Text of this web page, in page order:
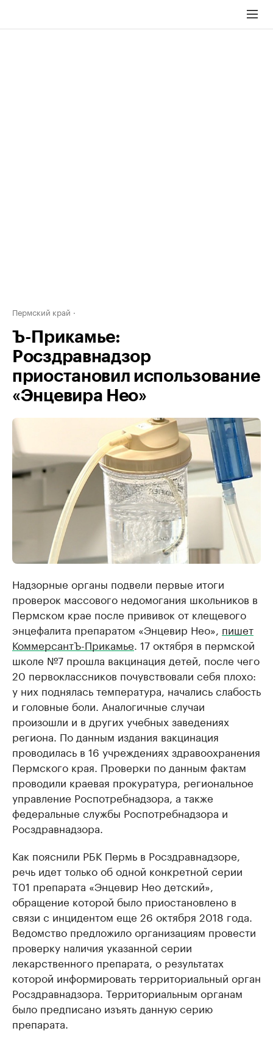
Пермский край
Ъ-Прикамье:
Росздравнадзор
приостановил использование
«Энцевира Нео»
Надзорные органы подвели первые итоги
проверок массового недомогания школьников в
Пермском крае после прививок от клещевого
энцефалита препаратом «Энцевир Нео», пишет
КоммерсантЪ-Прикамье. 17 октября в пермской
школе №7 прошла вакцинация детей, после чего
20 первоклассников почувствовали себя плохо:
у них поднялась температура, начались слабость
и головные боли. Аналогичные случаи
произошли и в других учебных заведениях
региона. По данным издания вакцинация
проводилась в 16 учреждениях здравоохранения
Пермского края. Проверки по данным фактам
проводили краевая прокуратура, региональное
управление Роспотребнадзора, а также
федеральные службы Роспотребнадзора и
Росздравнадзора.
Как пояснили РБК Пермь в Росздравнадзоре,
речь идет только об одной конкретной серии
Т01 препарата «Энцевир Нео детский»,
обращение которой было приостановлено в
связи с инцидентом еще 26 октября 2018 года. ​
Ведомство предложило организациям провести
проверку наличия указанной серии
лекарственного препарата, о результатах
которой информировать территориальный орган
Росздравнадзора. Территориальным органам
было предписано изъять данную серию
препарата. ​